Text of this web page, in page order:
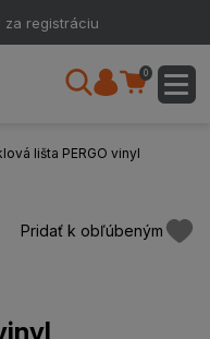
za registráciu
0
lišta PERGO vinyl
Pridať k obľúbeným